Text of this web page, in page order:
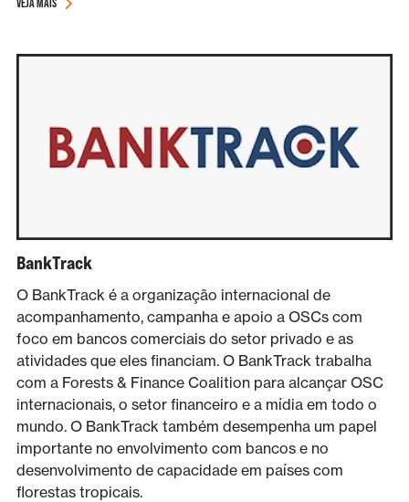
BankTrack
O BankTrack é a organização internacional de
acompanhamento, campanha e apoio a OSCs com
foco em bancos comerciais do setor privado e as
atividades que eles financiam. O BankTrack trabalha
com a Forests & Finance Coalition para alcançar OSC
internacionais, o setor financeiro e a mídia em todo o
mundo. O BankTrack também desempenha um papel
importante no envolvimento com bancos e no
desenvolvimento de capacidade em países com
florestas tropicais.